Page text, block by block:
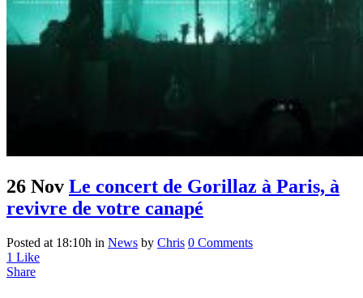
26 Nov Le concert de Gorillaz à Paris, à
revivre de votre canapé
Posted at 18:10h in News by Chris 0 Comments
1 Like
Share